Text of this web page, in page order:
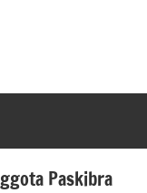
Paskibra